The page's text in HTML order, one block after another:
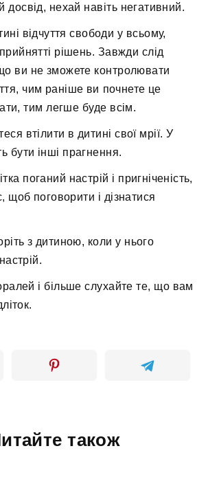
досвід, нехай навіть негативний.
відчуття свободи у всьому,
рішень. Завжди слід
ви не зможете контролювати
чим раніше ви почнете це
тим легше буде всім.
втілити в дитині свої мрії. У
бути інші прагнення.
поганий настрій і пригніченість,
щоб поговорити і дізнатися
з дитиною, коли у нього
і більше слухайте те, що вам
також